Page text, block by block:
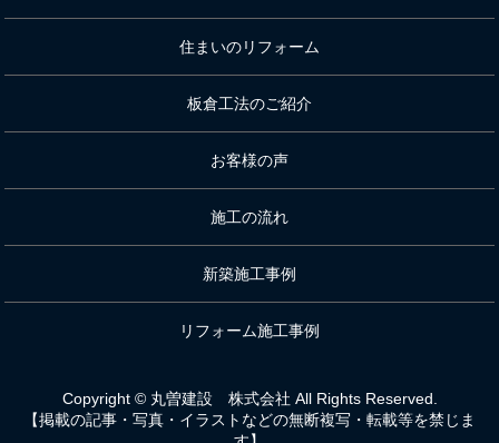
住まいのリフォーム
板倉工法のご紹介
お客様の声
施工の流れ
新築施工事例
リフォーム施工事例
Copyright © 丸曽建設 株式会社 All Rights Reserved.
【掲載の記事・写真・イラストなどの無断複写・転載等を禁じま